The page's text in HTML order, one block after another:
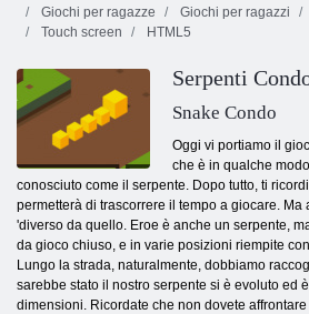
Giochi per ragazze
Giochi per ragazzi
Touch screen
HTML5
Serpenti
Snake Condo
Oggi vi portiamo il
che è in qualche
conosciuto come il serpente. Dopo tutto, ti
permetterà di trascorrere il tempo a giocare.
'diverso da quello. Eroe è anche un serpente,
da gioco chiuso, e in varie posizioni riempite
Lungo la strada, naturalmente, dobbiamo
sarebbe stato il nostro serpente si è evoluto ed
dimensioni. Ricordate che non dovete